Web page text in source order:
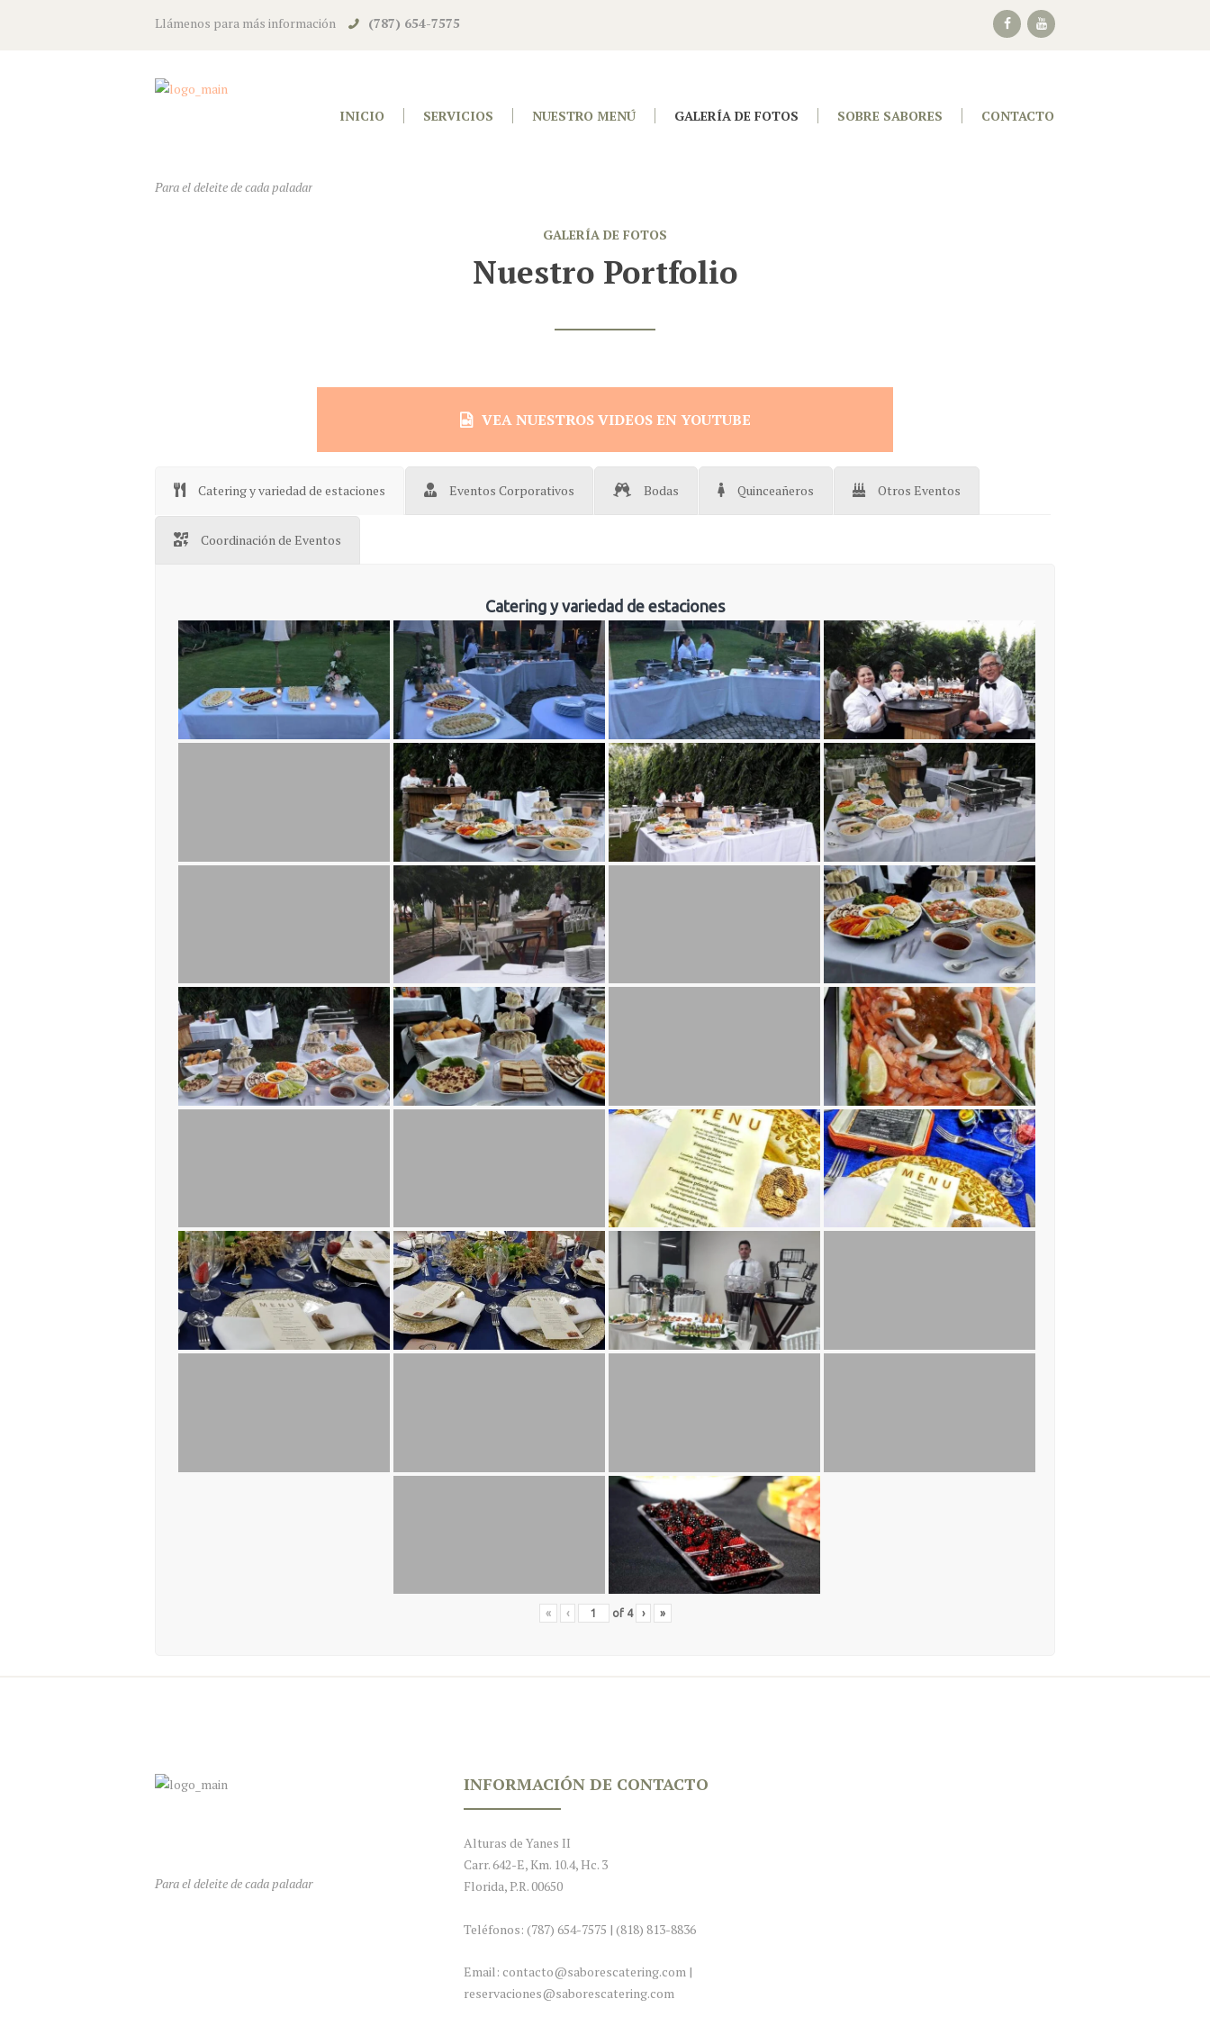
Llámenos para más información (787) 654-7575
Para el deleite de cada paladar
INICIO SERVICIOS NUESTRO MENÚ GALERÍA DE FOTOS SOBRE SABORES CONTACTO
GALERÍA DE FOTOS
Nuestro Portfolio
VEA NUESTROS VIDEOS EN YOUTUBE
Catering y variedad de estaciones Eventos Corporativos Bodas Quinceañeros Otros Eventos
Coordinación de Eventos
Catering y variedad de estaciones
« ‹ of 4 › »
Para el deleite de cada paladar
INFORMACIÓN DE CONTACTO
Alturas de Yanes II
Carr. 642-E, Km. 10.4, Hc. 3
Florida, P.R. 00650
Teléfonos: (787) 654-7575 | (818) 813-8836
Email: contacto@saborescatering.com |
reservaciones@saborescatering.com